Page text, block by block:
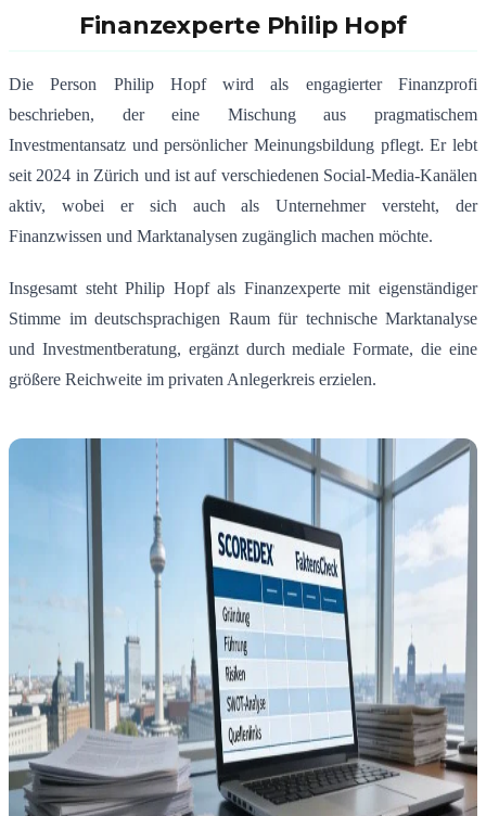
Finanzexperte Philip Hopf
Die Person Philip Hopf wird als engagierter Finanzprofi
beschrieben, der eine Mischung aus pragmatischem
Investmentansatz und persönlicher Meinungsbildung pflegt. Er lebt
seit 2024 in Zürich und ist auf verschiedenen Social-Media-Kanälen
aktiv, wobei er sich auch als Unternehmer versteht, der
Finanzwissen und Marktanalysen zugänglich machen möchte.
Insgesamt steht Philip Hopf als Finanzexperte mit eigenständiger
Stimme im deutschsprachigen Raum für technische Marktanalyse
und Investmentberatung, ergänzt durch mediale Formate, die eine
größere Reichweite im privaten Anlegerkreis erzielen.